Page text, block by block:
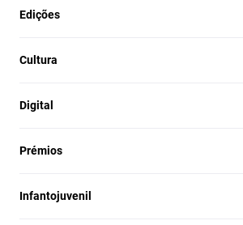
Edições
Cultura
Digital
Prémios
Infantojuvenil